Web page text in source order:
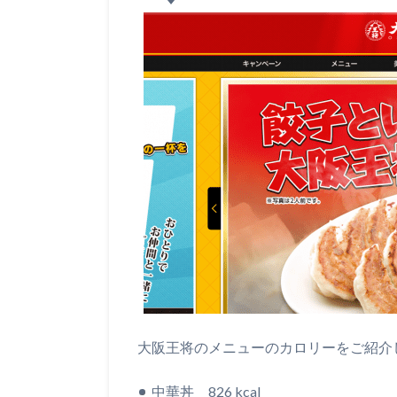
大阪王将のメニューのカロリーをご紹介
中華丼 826 kcal